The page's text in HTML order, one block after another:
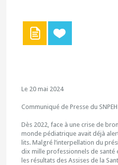
Le 20 mai 2024
Communiqué de Presse du SNPEH
Dès 2022, face à une crise de
monde pédiatrique avait déjà
lits. Malgré l’interpellation du
dix mille professionnels de santé
les résultats des Assises de la